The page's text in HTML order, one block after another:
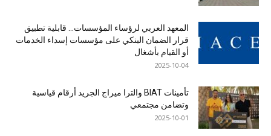
المعهد العربي لرؤساء المؤسسات… قابلية تطبيق
قرار الضمان البنكي على مؤسسات إسداء الخدمات
أو القيام بأشغال
2025-10-04
تأمينات BIAT والترا ميراج الجريد أرقام قياسية
وتضامن مجتمعي
2025-10-01